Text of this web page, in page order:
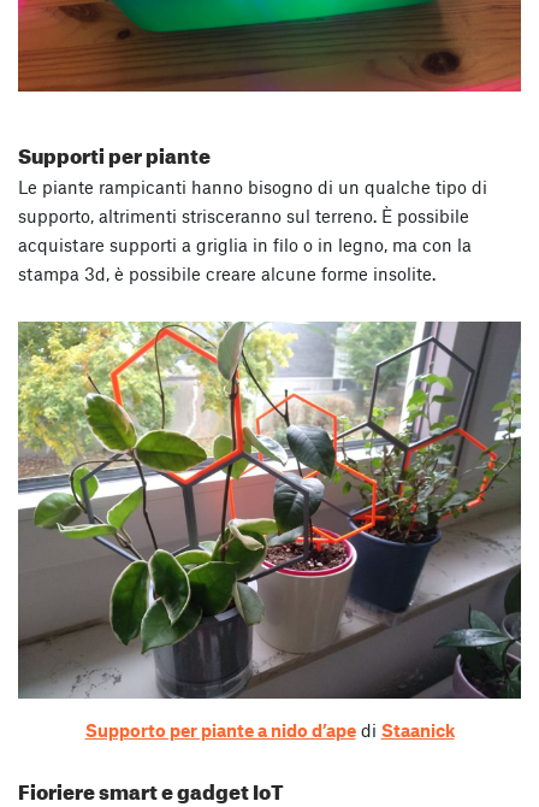
Supporti per piante
Le piante rampicanti hanno bisogno di un qualche tipo di
supporto, altrimenti strisceranno sul terreno. È possibile
acquistare supporti a griglia in filo o in legno, ma con la
stampa 3d, è possibile creare alcune forme insolite.
Supporto per piante a nido d’apedi Staanick
Fioriere smart e gadget IoT